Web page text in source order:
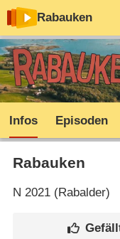
Rabauken
Infos Episoden
Rabauken
N 2021 (Rabalder)